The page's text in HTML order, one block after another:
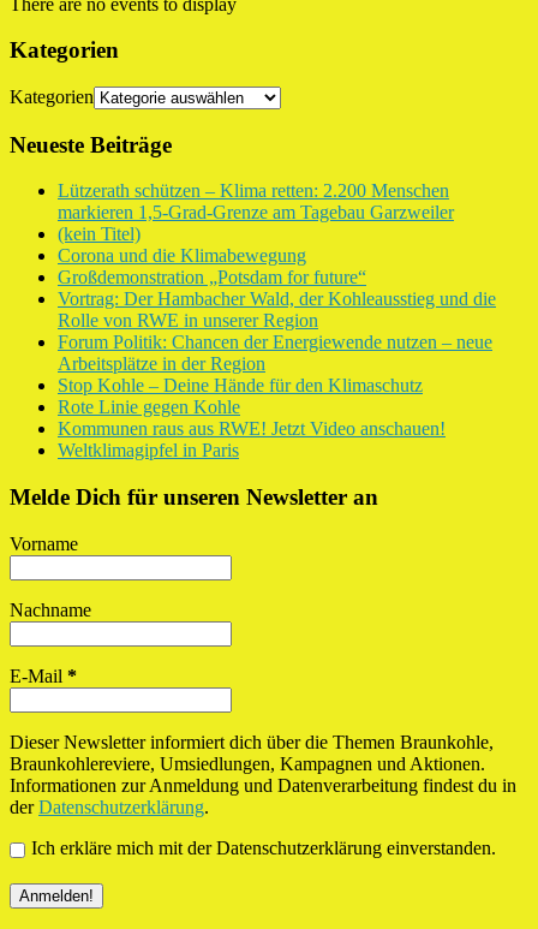
Kategorien
Kategorien
Neueste Beiträge
Lützerath schützen – Klima retten: 2.200 Menschen
markieren 1,5-Grad-Grenze am Tagebau Garzweiler
(kein Titel)
Corona und die Klimabewegung
Großdemonstration „Potsdam for future“
Vortrag: Der Hambacher Wald, der Kohleausstieg und die
Rolle von RWE in unserer Region
Forum Politik: Chancen der Energiewende nutzen – neue
Arbeitsplätze in der Region
Stop Kohle – Deine Hände für den Klimaschutz
Rote Linie gegen Kohle
Kommunen raus aus RWE! Jetzt Video anschauen!
Weltklimagipfel in Paris
Melde Dich für unseren Newsletter an
Vorname
Nachname
E-Mail *
Dieser Newsletter informiert dich über die Themen Braunkohle,
Braunkohlereviere, Umsiedlungen, Kampagnen und Aktionen.
Informationen zur Anmeldung und Datenverarbeitung findest du in
derDatenschutzerklärung.
Ich erkläre mich mit der Datenschutzerklärung einverstanden.